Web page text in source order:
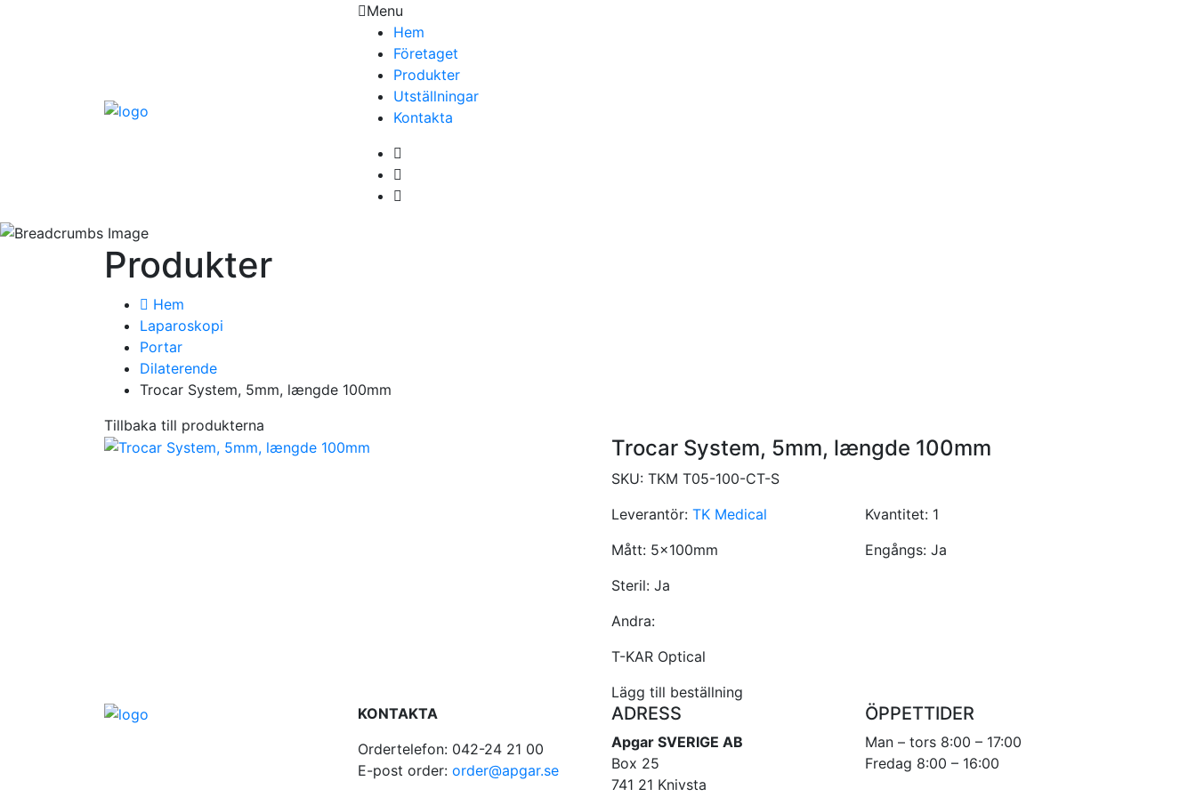
Menu
Hem
Företaget
Produkter
Utställningar
Kontakta
Produkter
Hem
Laparoskopi
Portar
Dilaterende
Trocar System, 5mm, længde 100mm
Tillbaka till produkterna
Trocar System, 5mm, længde 100mm
SKU: TKM T05-100-CT-S
Leverantör: TK Medical Kvantitet: 1
Mått: 5x100mm Engångs: Ja
Steril: Ja
Andra:
T-KAR Optical
Lägg till beställning
KONTAKTA
Ordertelefon: 042-24 21 00
E-post order: order@apgar.se
ADRESS
Apgar SVERIGE AB
Box 25
741 21 Knivsta
ÖPPETTIDER
Man – tors 8:00 – 17:00
Fredag 8:00 – 16:00